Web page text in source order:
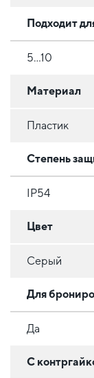
Подходит
5...10
Материал
Пластик
Степень
IP54
Цвет
Серый
Для
Да
С